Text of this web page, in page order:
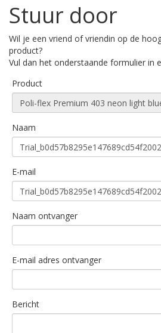
Stuur door
Wil je een vriend of vriendin op de
product?
Vul dan het onderstaande formulier in
Product
Naam
E-mail
Naam ontvanger
E-mail adres ontvanger
Bericht